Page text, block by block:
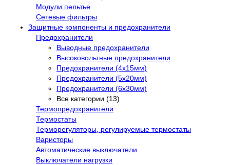
Модули пельтье
Сетевые фильтры
Защитные компоненты и предохранители
Предохранители
Выводные предохранители
Высоковольтные предохранители
Предохранители (4х15мм)
Предохранители (5х20мм)
Предохранители (6х30мм)
Все категории (13)
Термопредохранители
Термостаты
Терморегуляторы, регулируемые термостаты
Варисторы
Автоматические выключатели
Выключатели нагрузки